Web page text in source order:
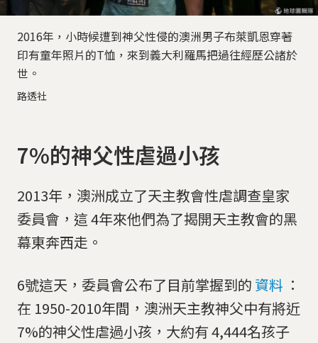
2016年，小時候遭到神父性侵的澳洲男子布萊凱恩穿著
印有童年照片的T恤，來到義大利羅馬把過往經歷公諸於
世。
路透社
7%的神父性虐過小孩
2013年，澳洲成立了天主教會性虐調查皇家
委員會，這 4年來他們為了揭開天主教會的黑
幕東奔西走。
6號這天，委員會公布了目前掌握到的 資料 ：
在 1950-2010年間，澳洲天主教神父中有將近
7%的神父性虐過小孩，大約有 4,444名孩子